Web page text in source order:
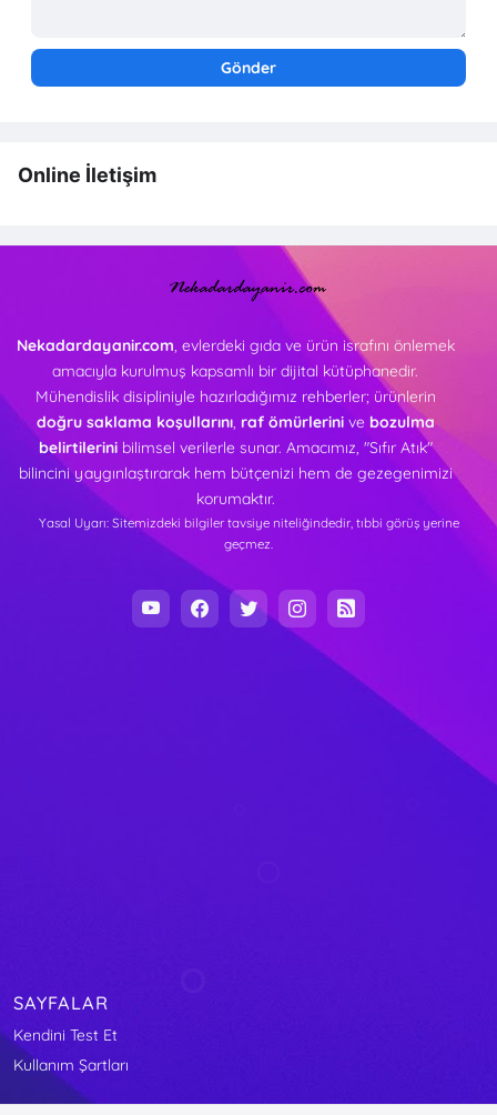
Online İletişim
Nekadardayanir.com, evlerdeki gıda ve ürün israfını önlemek
amacıyla kurulmuş kapsamlı bir dijital kütüphanedir.
Mühendislik disipliniyle hazırladığımız rehberler; ürünlerin
doğru saklama koşullarını, raf ömürlerinive bozulma
belirtilerinibilimsel verilerle sunar. Amacımız, "Sıfır Atık"
bilincini yaygınlaştırarak hem bütçenizi hem de gezegenimizi
korumaktır.
Yasal Uyarı: Sitemizdeki bilgiler tavsiye niteliğindedir, tıbbi görüş yerine
geçmez.
SAYFALAR
Kendini Test Et
Kullanım Şartları